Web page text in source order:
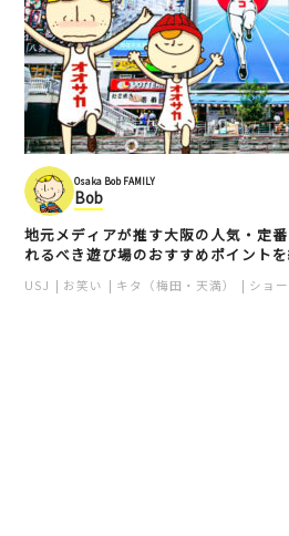
Osaka Bob FAMILY
Bob
地元メディアが推す大阪の人気・定
れるべき遊び場のおすすめポイント
USJ お笑い キタ（梅田・天満） ショ